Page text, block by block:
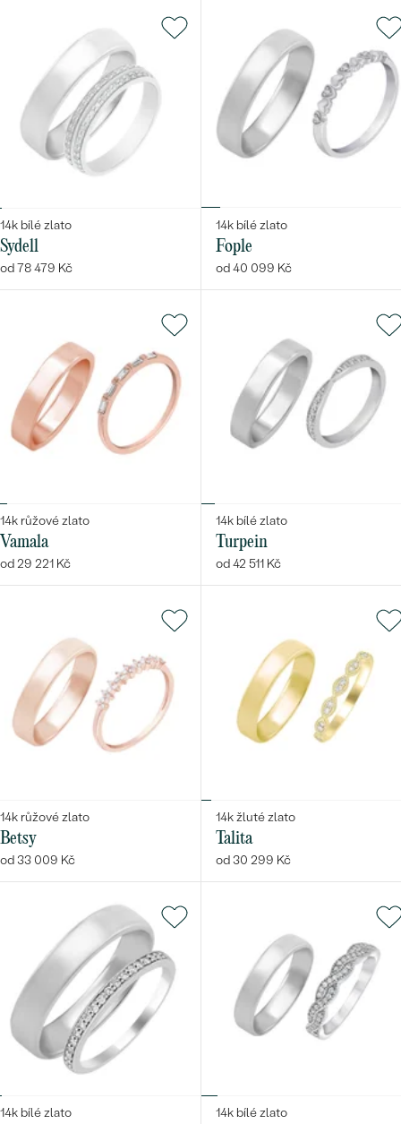
14k bílé zlato
Sydell
od 78 479 Kč
14k bílé zlato
Fople
od 40 099 Kč
14k růžové zlato
Vamala
od 29 221 Kč
14k bílé zlato
Turpein
od 42 511 Kč
14k růžové zlato
Betsy
od 33 009 Kč
14k žluté zlato
Talita
od 30 299 Kč
14k bílé zlato 14k bílé zlato